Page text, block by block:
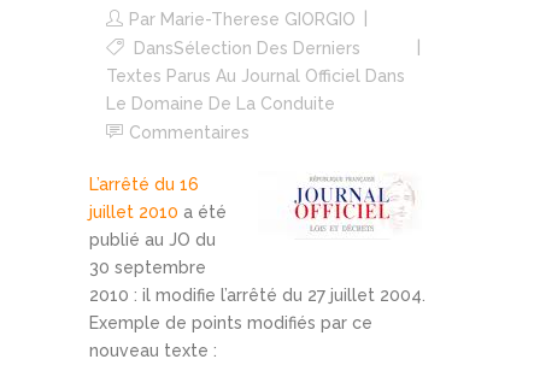
Par Marie-Therese GIORGIO
DansSélection Des Derniers
Textes Parus Au Journal Officiel Dans
Le Domaine De La Conduite
Commentaires
L’arrêté du 16
juillet 2010 a été
publié au JO du
30 septembre
2010 : il modifie l’arrêté du 27 juillet 2004.
Exemple de points modifiés par ce
nouveau texte :